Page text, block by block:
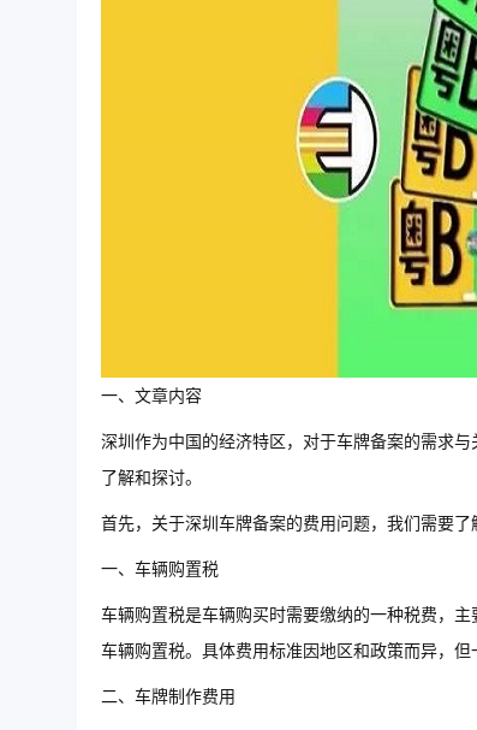
一、文章内容
深圳作为中国的经济特区，对于车牌备案的需求
了解和探讨。
首先，关于深圳车牌备案的费用问题，我们需要
一、车辆购置税
车辆购置税是车辆购买时需要缴纳的一种税费，
车辆购置税。具体费用标准因地区和政策而异，
二、车牌制作费用